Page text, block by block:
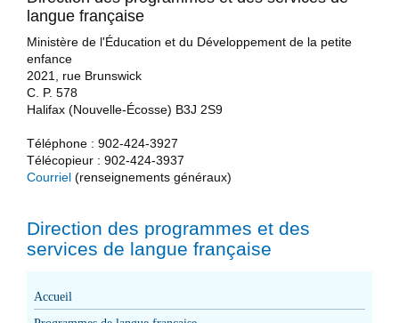
langue française
Ministère de l'Éducation et du Développement de la petite
enfance
2021, rue Brunswick
C. P. 578
Halifax (Nouvelle-Écosse) B3J 2S9
Téléphone : 902-424-3927
Télécopieur : 902-424-3937
Courriel (renseignements généraux)
Direction des programmes et des
services de langue française
Accueil